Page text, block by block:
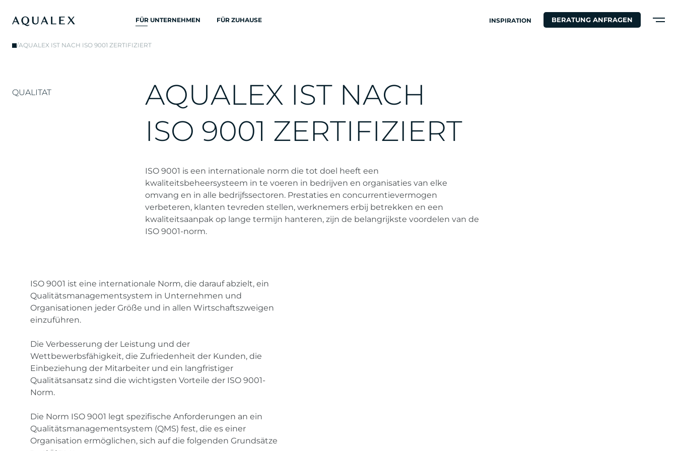
FÜR UNTERNEHMEN
ALLE
TRINKWASSERSYSTEME
KÜCHENARMATUREN
WASSERKUEHLER
WASSERSPENDER
WASSERFILTER
FÜR ZUHAUSE INSPIRATION BERATUNG ANFRAGEN
/AQUALEX IST NACH ISO 9001 ZERTIFIZIERT
QUALITAT AQUALEX IST NACH
ISO 9001 ZERTIFIZIERT
ISO 9001 is een internationale norm die tot doel heeft een
kwaliteitsbeheersysteem in te voeren in bedrijven en organisaties van elke
omvang en in alle bedrijfssectoren. Prestaties en concurrentievermogen
verbeteren, klanten tevreden stellen, werknemers erbij betrekken en een
kwaliteitsaanpak op lange termijn hanteren, zijn de belangrijkste voordelen van de
ISO 9001-norm.
ISO 9001 ist eine internationale Norm, die darauf abzielt, ein
Qualitätsmanagementsystem in Unternehmen und
Organisationen jeder Größe und in allen Wirtschaftszweigen
einzuführen.
Die Verbesserung der Leistung und der
Wettbewerbsfähigkeit, die Zufriedenheit der Kunden, die
Einbeziehung der Mitarbeiter und ein langfristiger
Qualitätsansatz sind die wichtigsten Vorteile der ISO 9001-
Norm.
Die Norm ISO 9001 legt spezifische Anforderungen an ein
Qualitätsmanagementsystem (QMS) fest, die es einer
Organisation ermöglichen, sich auf die folgenden Grundsätze